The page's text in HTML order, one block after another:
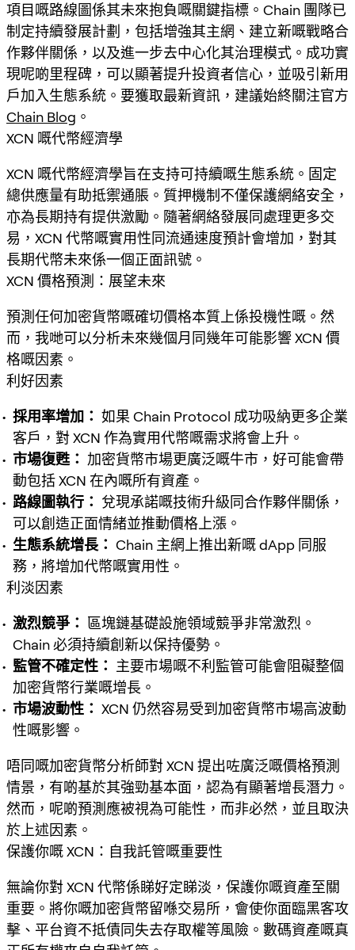
項目嘅路線圖係其未來抱負嘅關鍵指標。Chain 團隊已
制定持續發展計劃，包括增強其主網、建立新嘅戰略合
作夥伴關係，以及進一步去中心化其治理模式。成功實
現呢啲里程碑，可以顯著提升投資者信心，並吸引新用
戶加入生態系統。要獲取最新資訊，建議始終關注官方
Chain Blog 。
XCN 嘅代幣經濟學
XCN 嘅代幣經濟學旨在支持可持續嘅生態系統。固定
總供應量有助抵禦通脹。質押機制不僅保護網絡安全，
亦為長期持有提供激勵。隨著網絡發展同處理更多交
易，XCN 代幣嘅實用性同流通速度預計會增加，對其
長期代幣未來係一個正面訊號。
XCN 價格預測：展望未來
預測任何加密貨幣嘅確切價格本質上係投機性嘅。然
而，我哋可以分析未來幾個月同幾年可能影響 XCN 價
格嘅因素。
利好因素
採用率增加： 如果 Chain Protocol 成功吸納更多企業
客戶，對 XCN 作為實用代幣嘅需求將會上升。
市場復甦： 加密貨幣市場更廣泛嘅牛市，好可能會帶
動包括 XCN 在內嘅所有資產。
路線圖執行： 兌現承諾嘅技術升級同合作夥伴關係，
可以創造正面情緒並推動價格上漲。
生態系統增長： Chain 主網上推出新嘅 dApp 同服
務，將增加代幣嘅實用性。
利淡因素
激烈競爭： 區塊鏈基礎設施領域競爭非常激烈。
Chain 必須持續創新以保持優勢。
監管不確定性： 主要市場嘅不利監管可能會阻礙整個
加密貨幣行業嘅增長。
市場波動性： XCN 仍然容易受到加密貨幣市場高波動
性嘅影響。
唔同嘅加密貨幣分析師對 XCN 提出咗廣泛嘅價格預測
情景，有啲基於其強勁基本面，認為有顯著增長潛力。
然而，呢啲預測應被視為可能性，而非必然，並且取決
於上述因素。
保護你嘅 XCN：自我託管嘅重要性
無論你對 XCN 代幣係睇好定睇淡，保護你嘅資產至關
重要。將你嘅加密貨幣留喺交易所，會使你面臨黑客攻
擊、平台資不抵債同失去存取權等風險。數碼資產嘅真